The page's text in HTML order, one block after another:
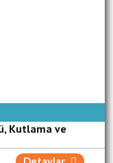
Kutlama ve